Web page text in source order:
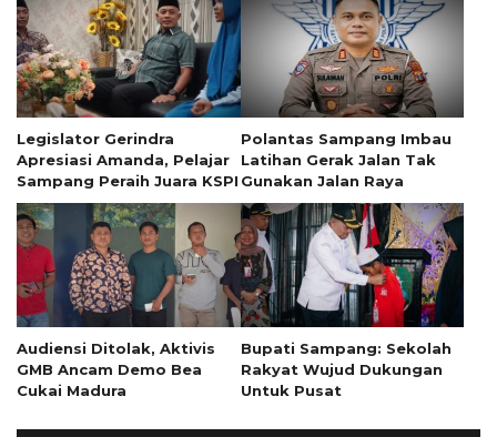
Legislator Gerindra
Apresiasi Amanda, Pelajar
Sampang Peraih Juara KSPI
Polantas Sampang Imbau
Latihan Gerak Jalan Tak
Gunakan Jalan Raya
Audiensi Ditolak, Aktivis
GMB Ancam Demo Bea
Cukai Madura
Bupati Sampang: Sekolah
Rakyat Wujud Dukungan
Untuk Pusat